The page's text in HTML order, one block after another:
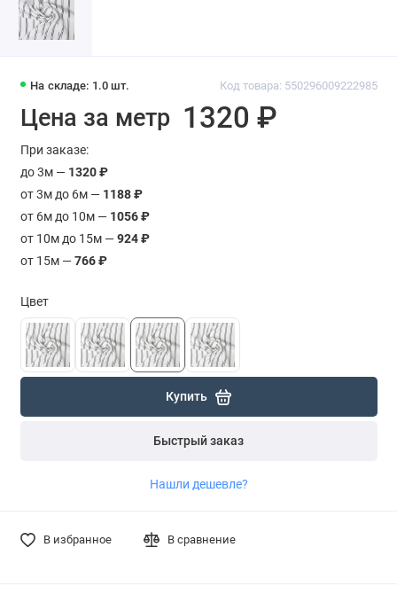
На складе: 1.0 шт. Код товара: 550296009222985
Цена за метр 1320 ₽
При заказе:
до 3м — 1320 ₽
от 3м до 6м — 1188 ₽
от 6м до 10м — 1056 ₽
от 10м до 15м —924 ₽
от 15м —766 ₽
Цвет
Купить
Быстрый заказ
Нашли дешевле?
В избранное В сравнение